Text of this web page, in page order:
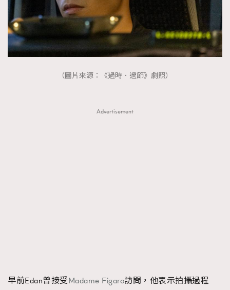
（圖片來源：《過時．過節》劇照）
Advertisement
早前Edan曾接受Madame Figaro訪問，他表示拍攝過程